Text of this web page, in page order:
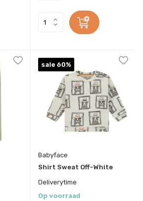
sale 60%
Babyface
Shirt Sweat Off-White
Deliverytime
Op voorraad